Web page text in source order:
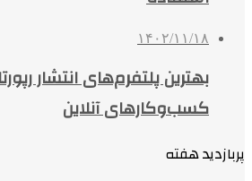
۱۴۰۲/۱۱/۱۸
بهترین پلتفرم‌های انتشار
کسب‌وکارهای آنلاین
پربازدید هفته